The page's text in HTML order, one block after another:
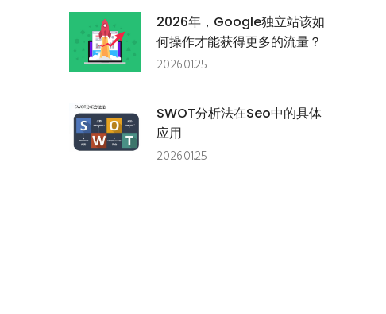
2026年，google独立站该如
何操作才能获得更多的流量？
2026.01.25
SWOT分析法在seo中的具体
应用
2026.01.25